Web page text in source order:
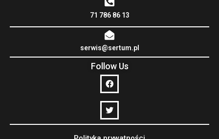
71 786 86 13
serwis@sertum.pl
Follow Us